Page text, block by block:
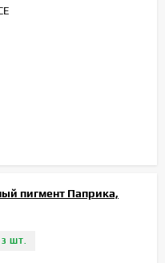
пигмент Паприка,
ШТ.